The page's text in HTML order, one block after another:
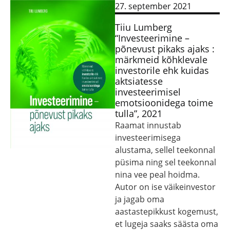
27. september 2021
Tiiu Lumberg
“Investeerimine –
põnevust pikaks ajaks :
märkmeid kõhklevale
investorile ehk kuidas
aktsiatesse
investeerimisel
emotsioonidega toime
tulla”, 2021
Raamat innustab
investeerimisega
alustama, sellel teekonnal
püsima ning sel teekonnal
nina vee peal hoidma.
Autor on ise väikeinvestor
ja jagab oma
aastastepikkust kogemust,
et lugeja saaks säästa oma